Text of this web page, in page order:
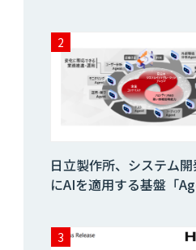
日立製作所、システム
にAIを適用する基盤「